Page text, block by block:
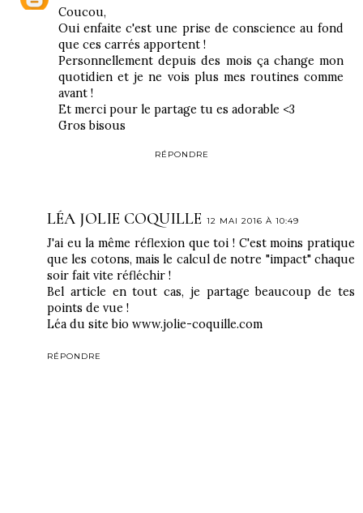
Coucou,
Oui enfaite c'est une prise de conscience au fond
que ces carrés apportent !
Personnellement depuis des mois ça change mon
quotidien et je ne vois plus mes routines comme
avant !
Et merci pour le partage tu es adorable <3
Gros bisous
RÉPONDRE
LÉA JOLIE COQUILLE 12 MAI 2016 À 10:49
J'ai eu la même réflexion que toi ! C'est moins pratique
que les cotons, mais le calcul de notre "impact" chaque
soir fait vite réfléchir !
Bel article en tout cas, je partage beaucoup de tes
points de vue !
Léa du site bio www.jolie-coquille.com
RÉPONDRE